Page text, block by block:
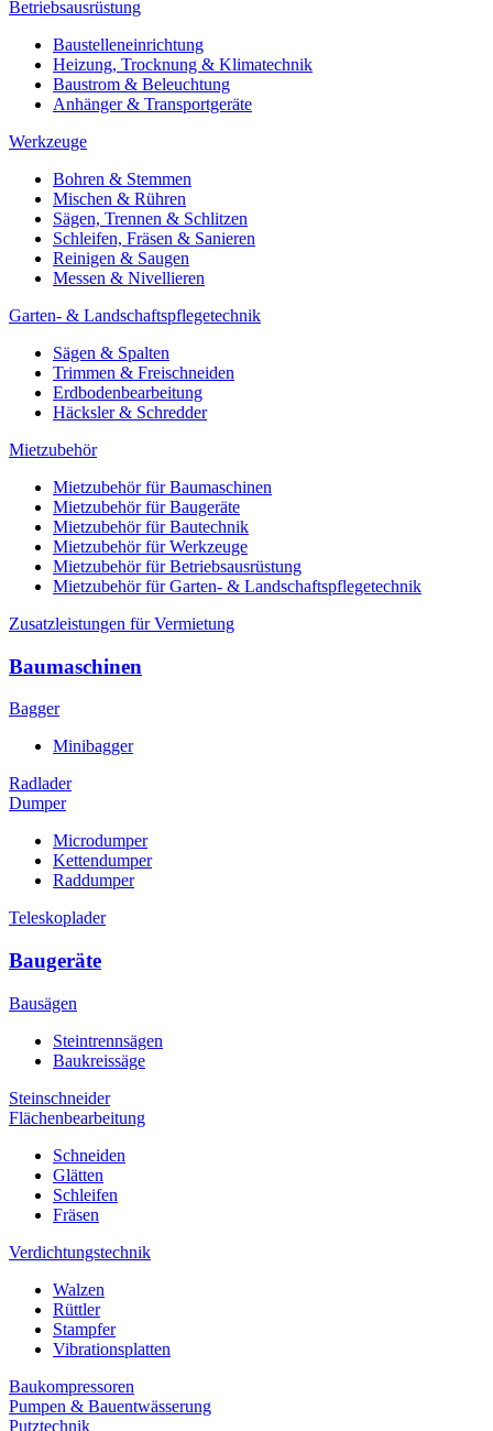
Betriebsausrüstung
Baustelleneinrichtung
Heizung, Trocknung & Klimatechnik
Baustrom & Beleuchtung
Anhänger & Transportgeräte
Werkzeuge
Bohren & Stemmen
Mischen & Rühren
Sägen, Trennen & Schlitzen
Schleifen, Fräsen & Sanieren
Reinigen & Saugen
Messen & Nivellieren
Garten- & Landschaftspflegetechnik
Sägen & Spalten
Trimmen & Freischneiden
Erdbodenbearbeitung
Häcksler & Schredder
Mietzubehör
Mietzubehör für Baumaschinen
Mietzubehör für Baugeräte
Mietzubehör für Bautechnik
Mietzubehör für Werkzeuge
Mietzubehör für Betriebsausrüstung
Mietzubehör für Garten- & Landschaftspflegetechnik
Zusatzleistungen für Vermietung
Baumaschinen
Bagger
Minibagger
Radlader
Dumper
Microdumper
Kettendumper
Raddumper
Teleskoplader
Baugeräte
Bausägen
Steintrennsägen
Baukreissäge
Steinschneider
Flächenbearbeitung
Schneiden
Glätten
Schleifen
Fräsen
Verdichtungstechnik
Walzen
Rüttler
Stampfer
Vibrationsplatten
Baukompressoren
Pumpen & Bauentwässerung
Putztechnik